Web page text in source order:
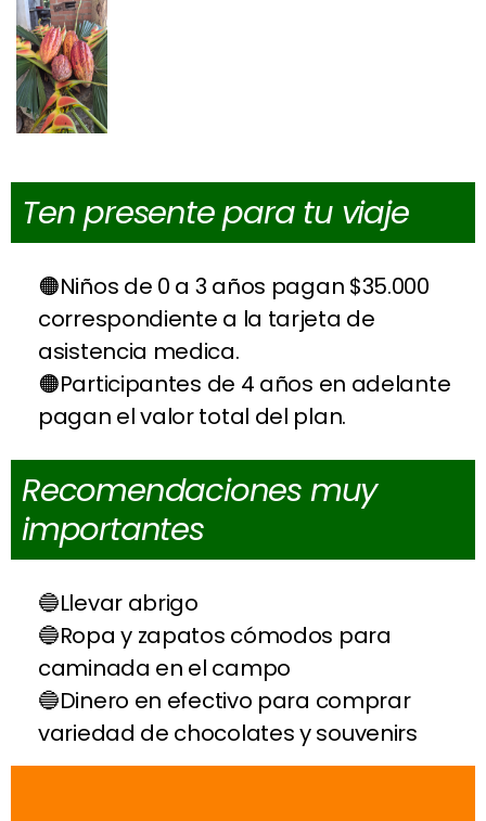
Ten presente para tu viaje
Niños de 0 a 3 años pagan $35.000
correspondiente a la tarjeta de
asistencia medica.
Participantes de 4 años en adelante
pagan el valor total del plan.
Recomendaciones muy
importantes
Llevar abrigo
Ropa y zapatos cómodos para
caminada en el campo
Dinero en efectivo para comprar
variedad de chocolates y souvenirs